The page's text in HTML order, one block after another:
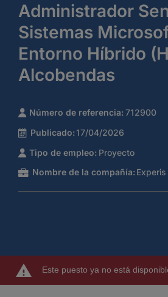
Administrador
Sistemas
Entorno Híbrido
Alcobendas
Número de referencia: 712900
Publicado: 17/04/2026
Tipo de empleo: Proyecto
Nombre de la compañía: Experis
Este puesto ya no está